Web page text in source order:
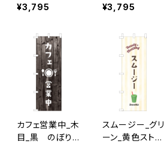
¥3,795 ¥3,795
カフェ営業中_木
目_黒 のぼり
スムージー_グリ
ーン_黄色ストラ